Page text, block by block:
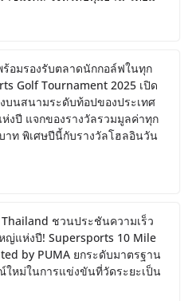
อมรองรับตลาดนักกอล์ฟในทุก
Golf Tournament 2025 เปิด
นสนามระดับท้อปของประเทศ
งปี แจกของรางวัลรวมมูลค่าทุก
าท พิเศษปีนี้กับรางวัลโฮลอินวัน
ชวนประชันความเร็ว
ญ่แห่งปี! Supersports 10 Mile
by PUMA ยกระดับมาตรฐาน
ใหม่ในการแข่งขันที่วัดระยะเป็น